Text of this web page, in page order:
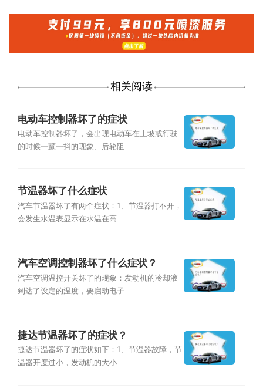
相关阅读
电动车控制器坏了的症状
电动车控制器坏了，会出现电动车在上坡或行驶
的时候一颤一抖的现象、后轮阻...
节温器坏了什么症状
汽车节温器坏了有两个症状：1、节温器打不开，
会发生水温表显示在水温在高...
汽车空调控制器坏了什么症状？
汽车空调温控开关坏了的现象：发动机的冷却液
到达了设定的温度，要启动电子...
捷达节温器坏了的症状？
捷达节温器坏了的症状如下：1、节温器故障，节
温器开度过小，发动机的大小...